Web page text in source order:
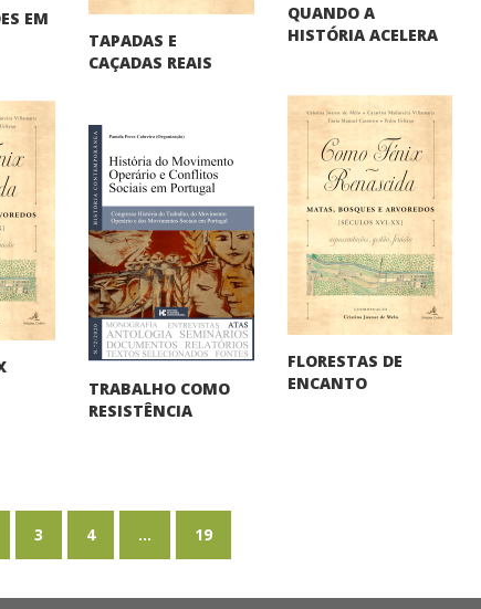
EM
QUANDO A
HISTÓRIA ACELERA
TAPADAS E
CAÇADAS REAIS
FLORESTAS DE
ENCANTO
TRABALHO COMO
RESISTÊNCIA
3 4 ... 19